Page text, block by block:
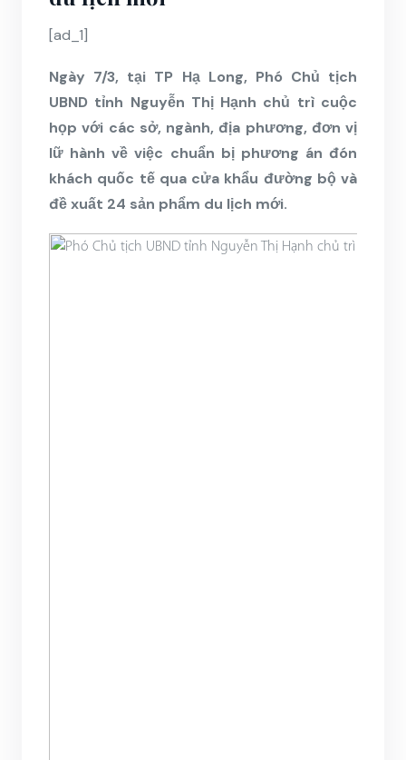
[ad_1]
Ngày 7/3, tại TP Hạ Long, Phó Chủ tịch
UBND tỉnh Nguyễn Thị Hạnh chủ trì cuộc
họp với các sở, ngành, địa phương, đơn vị
lữ hành về việc chuẩn bị phương án đón
khách quốc tế qua cửa khẩu đường bộ và
đề xuất 24 sản phẩm du lịch mới.